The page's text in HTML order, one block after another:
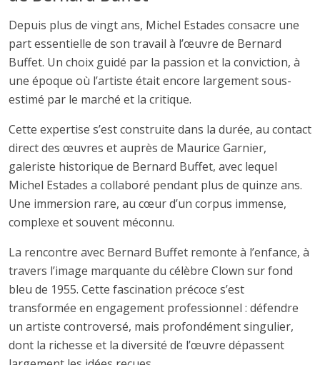
Depuis plus de vingt ans, Michel Estades consacre une
part essentielle de son travail à l’œuvre de Bernard
Buffet. Un choix guidé par la passion et la conviction, à
une époque où l’artiste était encore largement sous-
estimé par le marché et la critique.
Cette expertise s’est construite dans la durée, au contact
direct des œuvres et auprès de Maurice Garnier,
galeriste historique de Bernard Buffet, avec lequel
Michel Estades a collaboré pendant plus de quinze ans.
Une immersion rare, au cœur d’un corpus immense,
complexe et souvent méconnu.
La rencontre avec Bernard Buffet remonte à l’enfance, à
travers l’image marquante du célèbre Clown sur fond
bleu de 1955. Cette fascination précoce s’est
transformée en engagement professionnel : défendre
un artiste controversé, mais profondément singulier,
dont la richesse et la diversité de l’œuvre dépassent